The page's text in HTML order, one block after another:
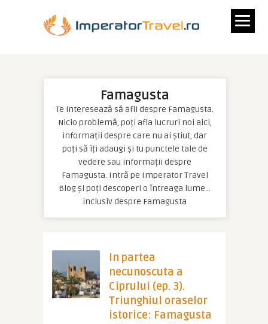
Famagusta
Te interesează să afli despre Famagusta.
Nicio problemă, poți afla lucruri noi aici,
informații despre care nu ai știut, dar
poți să îți adaugi și tu punctele tale de
vedere sau informații despre
Famagusta. Intră pe Imperator Travel
Blog și poți descoperi o întreaga lume…
inclusiv despre Famagusta
In partea
necunoscuta a
Ciprului (ep. 3).
Triunghiul oraselor
istorice: Famagusta